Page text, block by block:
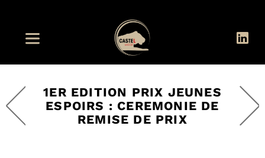
1ER EDITION PRIX JEUNES
ESPOIRS : CEREMONIE DE
REMISE DE PRIX